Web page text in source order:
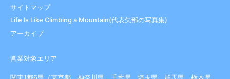
サイトマップ
Life Is Like Climbing a Mountain(代表矢部の写真集)
アーカイブ
営業対象エリア